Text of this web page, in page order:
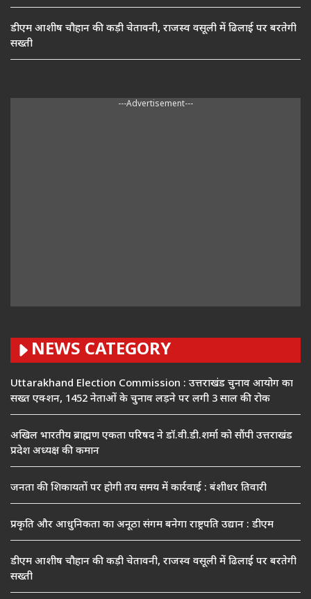
डीएम आशीष चौहान की कड़ी चेतावनी, राजस्व वसूली में ढिलाई पर बरतेगी
सख्ती
---Advertisement---
NEWS CATEGORY
Uttarakhand Election Commission : उत्तराखंड चुनाव आयोग का
सख्त एक्शन, 1452 नेताओं के चुनाव लड़ने पर लगी 3 साल की रोक
अखिल भारतीय ब्राह्मण एकता परिषद ने डॉ.वी.डी.शर्मा को सौंपी उत्तराखंड
प्रदेश अध्यक्ष की कमान
जनता की शिकायतों पर होगी तय समय में कार्रवाई : बंशीधर तिवारी
प्रकृति और आधुनिकता का अनूठा संगम बनेगा राष्ट्रपति उद्यान : डीएम
डीएम आशीष चौहान की कड़ी चेतावनी, राजस्व वसूली में ढिलाई पर बरतेगी
सख्ती